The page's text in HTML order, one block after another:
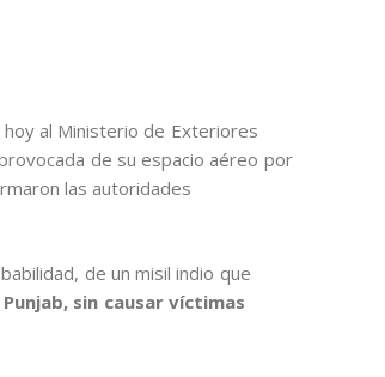
hoy al Ministerio de Exteriores
de su espacio aéreo por
las autoridades
de un misil indio que
sin causar víctimas